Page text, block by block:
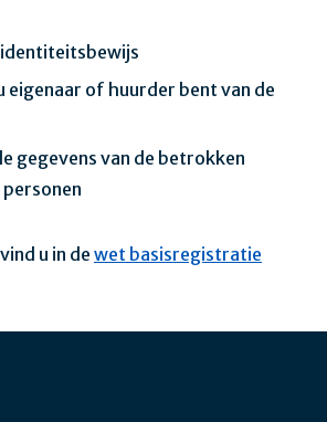
eigenaar of huurder bent van de
gegevens van de betrokken
u in de wet basisregistratie